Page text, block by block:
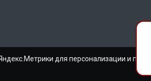
для персонализации и